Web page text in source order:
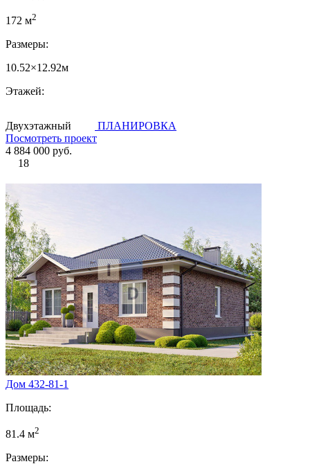
172 м2
Размеры:
10.52×12.92м
Этажей:
Двухэтажный
ПЛАНИРОВКА
Посмотреть проект
4 884 000 руб.
18
Дом 432-81-1
Площадь:
81.4 м2
Размеры: